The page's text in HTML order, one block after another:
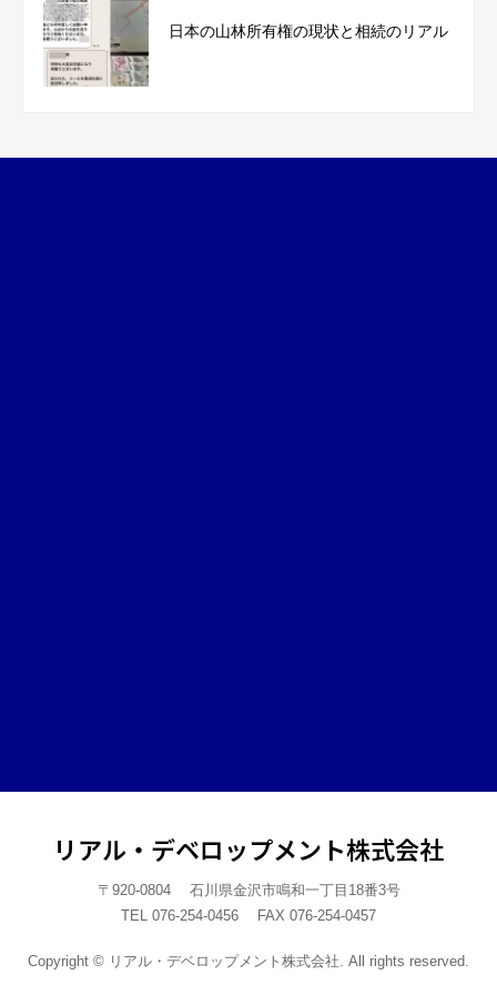
日本の山林所有権の現状と相続のリアル
リアル・デベロップメント株式会社
〒920-0804 石川県金沢市鳴和一丁目18番3号
TEL 076-254-0456 FAX 076-254-0457
Copyright © リアル・デベロップメント株式会社. All rights reserved.